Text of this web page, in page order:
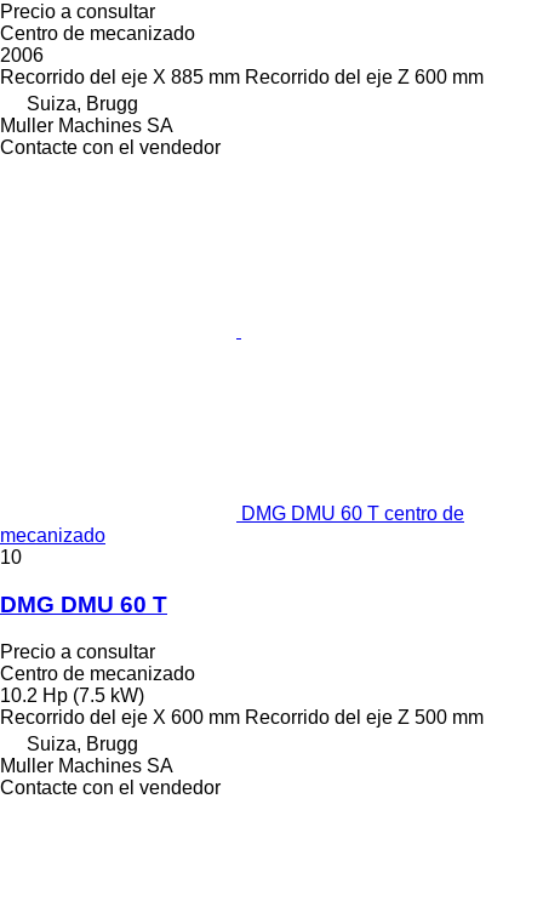
Precio a consultar
Centro de mecanizado
2006
Recorrido del eje X 885 mm Recorrido del eje Z 600 mm
Suiza, Brugg
Muller Machines SA
Contacte con el vendedor
DMG DMU 60 T centro de
mecanizado
10
DMG DMU 60 T
Precio a consultar
Centro de mecanizado
10.2 Hp (7.5 kW)
Recorrido del eje X 600 mm Recorrido del eje Z 500 mm
Suiza, Brugg
Muller Machines SA
Contacte con el vendedor